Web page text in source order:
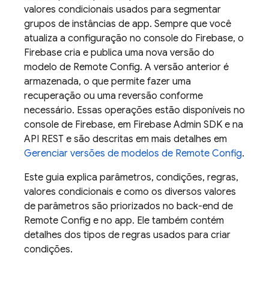
valores condicionais usados para segmentar
grupos de instâncias de app. Sempre que você
atualiza a configuração no console do Firebase, o
Firebase cria e publica uma nova versão do
modelo de Remote Config. A versão anterior é
armazenada, o que permite fazer uma
recuperação ou uma reversão conforme
necessário. Essas operações estão disponíveis no
console de Firebase, em Firebase Admin SDK e na
API REST e são descritas em mais detalhes em
Gerenciar versões de modelos de Remote Config.
Este guia explica parâmetros, condições, regras,
valores condicionais e como os diversos valores
de parâmetros são priorizados no back-end de
Remote Config e no app. Ele também contém
detalhes dos tipos de regras usados para criar
condições.